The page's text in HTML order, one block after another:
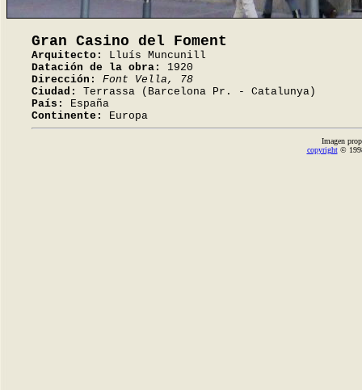
Gran Casino del Foment
Arquitecto:
Lluís Muncunill
Datación de la obra:
1920
Dirección:
Font Vella, 78
Ciudad:
Terrassa (Barcelona Pr. - Catalunya)
País:
España
Continente:
Europa
Imagen
copyright©